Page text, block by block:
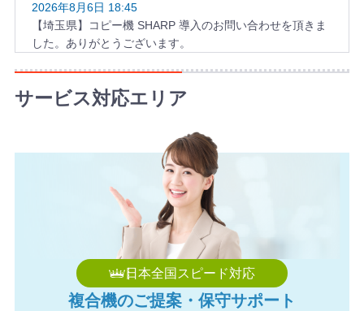
2026年8月6日 18:45
【埼玉県】コピー機 SHARP 導入のお問い合わせを頂きま
した。ありがとうございます。
2026年8月6日 17:57
【千葉県】複合機 KYOCERA 導入のお問い合わせを頂きま
した。ありがとうございます。
【神奈川県】複合機 TOSHIBA 導入のお問い合わせを頂き
ました。ありがとうございます。
2026年8月6日 17:21
【埼玉県】コピー機 Canon 導入のお問い合わせを頂きま
した。ありがとうございます。
2026年8月6日 17:06
【滋賀県】コピー機 FUJIFILM 導入のお問い合わせを頂き
ました。ありがとうございます。
サービス対応エリア
日本全国スピード対応
複合機のご提案・保守サポート